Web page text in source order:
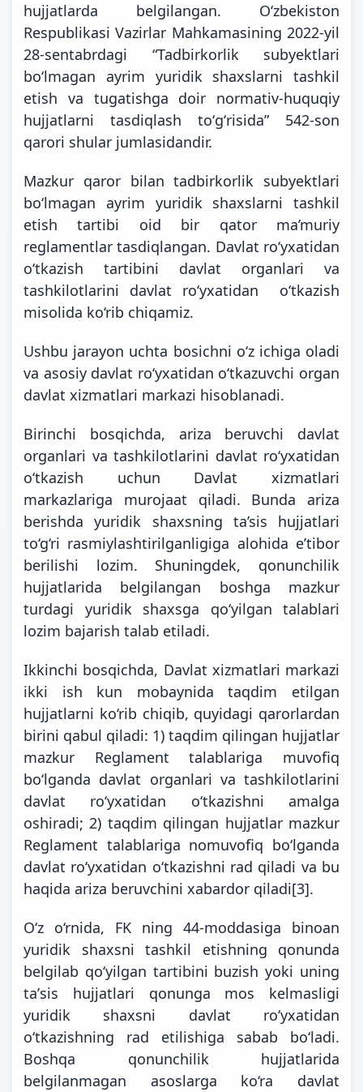
hujjatlarda belgilangan. O‘zbekiston
Respublikasi Vazirlar Mahkamasining 2022-yil
28-sentabrdagi “Tadbirkorlik subyektlari
boʻlmagan ayrim yuridik shaxslarni tashkil
etish va tugatishga doir normativ-huquqiy
hujjatlarni tasdiqlash toʻgʻrisida” 542-son
qarori shular jumlasidandir.
Mazkur qaror bilan tadbirkorlik subyektlari
boʻlmagan ayrim yuridik shaxslarni tashkil
etish tartibi oid bir qator ma’muriy
reglamentlar tasdiqlangan. Davlat ro‘yxatidan
o‘tkazish tartibini davlat organlari va
tashkilotlarini davlat roʻyxatidan oʻtkazish
misolida ko‘rib chiqamiz.
Ushbu jarayon uchta bosichni o‘z ichiga oladi
va asosiy davlat ro‘yxatidan o‘tkazuvchi organ
davlat xizmatlari markazi hisoblanadi.
Birinchi bosqichda, ariza beruvchi davlat
organlari va tashkilotlarini davlat roʻyxatidan
oʻtkazish uchun Davlat xizmatlari
markazlariga murojaat qiladi. Bunda ariza
berishda yuridik shaxsning ta’sis hujjatlari
to‘g‘ri rasmiylashtirilganligiga alohida e’tibor
berilishi lozim. Shuningdek, qonunchilik
hujjatlarida belgilangan boshga mazkur
turdagi yuridik shaxsga qo‘yilgan talablari
lozim bajarish talab etiladi.
Ikkinchi bosqichda, Davlat xizmatlari markazi
ikki ish kun mobaynida taqdim etilgan
hujjatlarni ko‘rib chiqib, quyidagi qarorlardan
birini qabul qiladi: 1) taqdim qilingan hujjatlar
mazkur Reglament talablariga muvofiq
boʻlganda davlat organlari va tashkilotlarini
davlat roʻyxatidan oʻtkazishni amalga
oshiradi; 2) taqdim qilingan hujjatlar mazkur
Reglament talablariga nomuvofiq boʻlganda
davlat roʻyxatidan oʻtkazishni rad qiladi va bu
haqida ariza beruvchini xabardor qiladi[3].
O‘z o‘rnida, FK ning 44-moddasiga binoan
yuridik shaxsni tashkil etishning qonunda
belgilab qoʻyilgan tartibini buzish yoki uning
taʼsis hujjatlari qonunga mos kelmasligi
yuridik shaxsni davlat roʻyxatidan
oʻtkazishning rad etilishiga sabab boʻladi.
Boshqa qonunchilik hujjatlarida
belgilanmagan asoslarga ko‘ra davlat